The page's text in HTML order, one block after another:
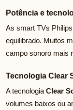
Potência e
As smart TVs
equilibrado. Muitos
campo sonoro mais
Tecnologia Clear
A tecnologia Clear
volumes baixos ou